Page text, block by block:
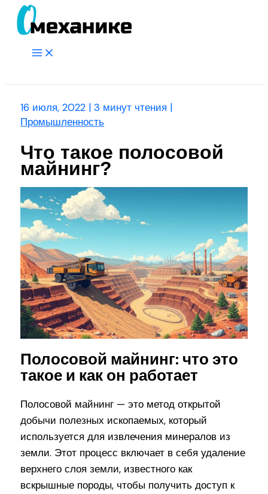
Перейти
Main
16 июля, 2022 |3 минут чтения |
Промышленность
Что такое полосовой
майнинг?
Полосовой майнинг: что это
такое и как он работает
Полосовой майнинг — это метод открытой
добычи полезных ископаемых, который
используется для извлечения минералов из
земли. Этот процесс включает в себя удаление
верхнего слоя земли, известного как
вскрышные породы, чтобы получить доступ к